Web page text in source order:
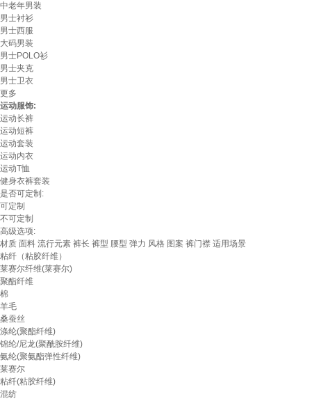
中老年男装
男士衬衫
男士西服
大码男装
男士POLO衫
男士夹克
男士卫衣
更多
运动服饰:
运动长裤
运动短裤
运动套装
运动内衣
运动T恤
健身衣裤套装
是否可定制:
可定制
不可定制
高级选项:
材质 面料 流行元素 裤长 裤型 腰型 弹力 风格 图案 裤门襟 适用场景
粘纤（粘胶纤维）
莱赛尔纤维(莱赛尔)
聚酯纤维
棉
羊毛
桑蚕丝
涤纶(聚酯纤维)
锦纶/尼龙(聚酰胺纤维)
氨纶(聚氨酯弹性纤维)
莱赛尔
粘纤(粘胶纤维)
混纺